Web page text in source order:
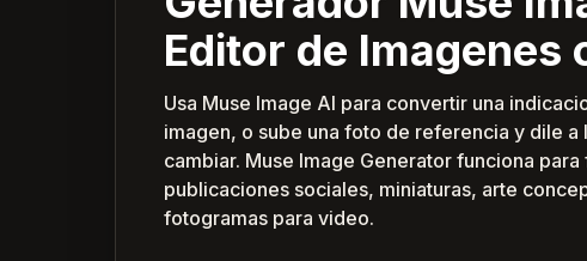
Editor de Imagenes
Usa Muse Image AI para convertir una
imagen, o sube una foto de referencia y dile a
cambiar. Muse Image Generator funciona
publicaciones sociales, miniaturas, arte
fotogramas para video.